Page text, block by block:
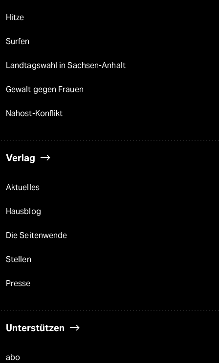
Hitze
Surfen
Landtagswahl in Sachsen-Anhalt
Gewalt gegen Frauen
Nahost-Konflikt
Verlag
Aktuelles
Hausblog
Die Seitenwende
Stellen
Presse
Unterstützen
abo